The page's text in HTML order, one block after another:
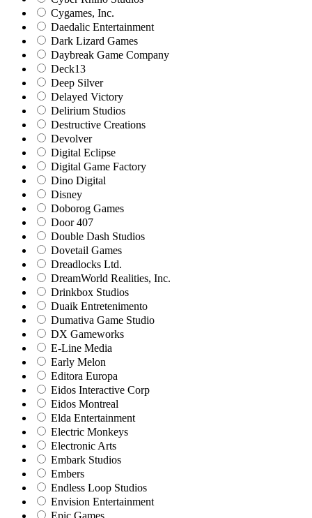
Cygames, Inc.
Daedalic Entertainment
Dark Lizard Games
Daybreak Game Company
Deck13
Deep Silver
Delayed Victory
Delirium Studios
Destructive Creations
Devolver
Digital Eclipse
Digital Game Factory
Dino Digital
Disney
Doborog Games
Door 407
Double Dash Studios
Dovetail Games
Dreadlocks Ltd.
DreamWorld Realities, Inc.
Drinkbox Studios
Duaik Entretenimento
Dumativa Game Studio
DX Gameworks
E-Line Media
Early Melon
Editora Europa
Eidos Interactive Corp
Eidos Montreal
Elda Entertainment
Electric Monkeys
Electronic Arts
Embark Studios
Embers
Endless Loop Studios
Envision Entertainment